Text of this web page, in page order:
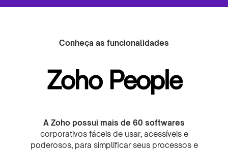
Conheça as funcionalidades
Zoho People
A Zoho possui mais de 60 softwares
corporativos fáceis de usar, acessíveis e
poderosos, para simplificar seus processos e